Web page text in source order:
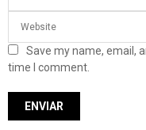
Save my name, email,
time I comment.